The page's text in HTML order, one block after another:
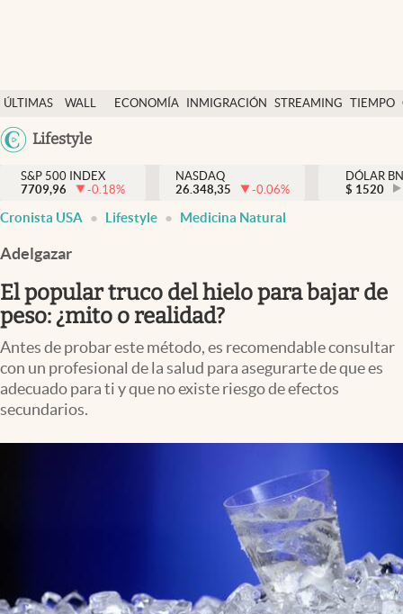
ÚLTIMAS
NOTICIAS
WALL
Y
DÓLAR
ECONOMÍA INMIGRACIÓN STREAMING TIEMPO
México
Lifestyle
Finanzas y economía
Wall Street y dólar
Inmigración
Espiritual
Streaming
PC y mobile
Lifestyle
S&P 500 INDEX
7709,96
-0.18%
NASDAQ
26.348,35
-0.06%
DÓLAR
$ 1520
Cronista USA Lifestyle Medicina Natural
Adelgazar
El popular truco del hielo para bajar de
peso: ¿mito o realidad?
Antes de probar este método, es recomendable consultar
con un profesional de la salud para asegurarte de que es
adecuado para ti y que no existe riesgo de efectos
secundarios.